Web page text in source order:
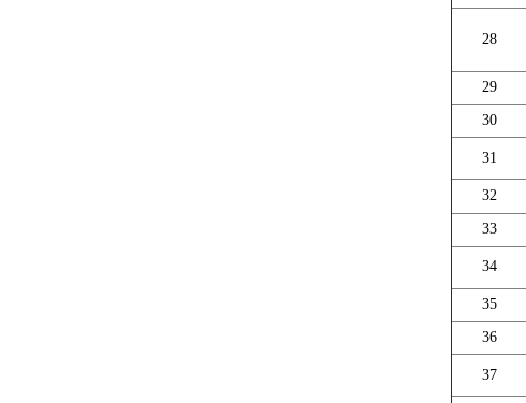
28
29
30
31
32
33
34
35
36
37